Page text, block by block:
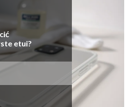
etui?